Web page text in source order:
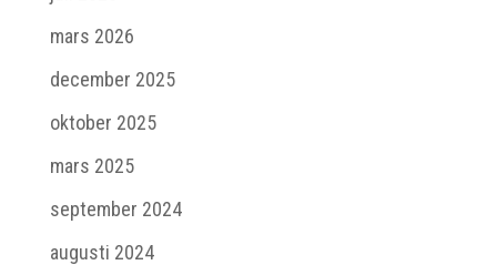
mars 2026
december 2025
oktober 2025
mars 2025
september 2024
augusti 2024